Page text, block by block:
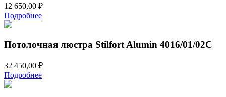
12 650,00 ₽
Подробнее
Потолочная люстра Stilfort Alumin 4016/01/02C
32 450,00 ₽
Подробнее